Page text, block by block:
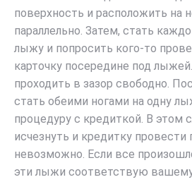
поверхность и расположить на
параллельно. Затем, стать
лыжу и попросить кого-то
карточку посередине под
проходить в зазор свободно.
стать обеими ногами на одну
процедуру с кредиткой. В этом
исчезнуть и кредитку
невозможно. Если все
эти лыжи соответствую